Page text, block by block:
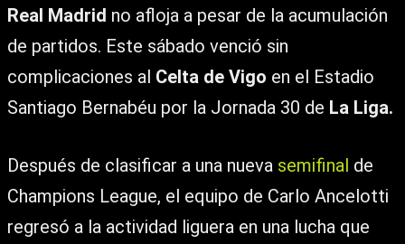
Real Madrid no afloja a pesar de la acumulación
de partidos. Este sábado venció sin
complicaciones al Celta de Vigo en el Estadio
Santiago Bernabéu por la Jornada 30 de La Liga.
Después de clasificar a una nueva semifinal de
Champions League, el equipo de Carlo Ancelotti
regresó a la actividad liguera en una lucha que